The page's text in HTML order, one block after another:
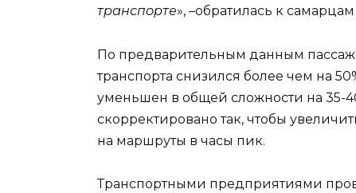
транспорте», –обратилась к самарцам
По предварительным данным
транспорта снизился более чем на
уменьшен в общей сложности на 35-
скорректировано так, чтобы
на маршруты в часы пик.
Транспортными предприятиями